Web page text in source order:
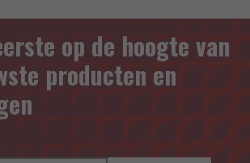
op de hoogte van
producten en